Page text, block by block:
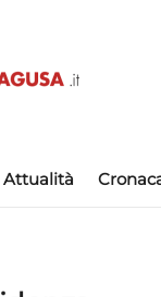
Attualità